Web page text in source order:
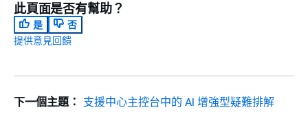
此頁面是否有幫助？
是
否
提供意見回饋
下一個主題： 支援中心主控台中的 AI 增強型疑難排解